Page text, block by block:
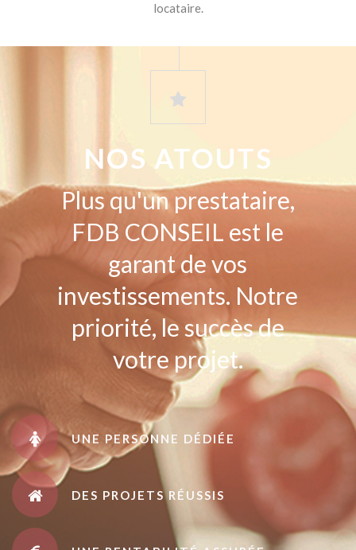
locataire.
NOS ATOUTS
Plus qu'un prestataire,
FDB CONSEIL est le
garant de vos
investissements. Notre
priorité, le succès de
votre projet.
UNE PERSONNE DÉDIÉE
DES PROJETS RÉUSSIS